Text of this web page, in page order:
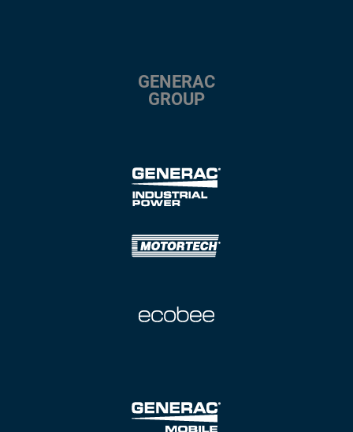
GENERAC
GROUP